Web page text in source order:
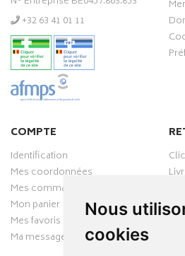
Nous
cookies
‭+32 63 41 01 11‬
COMPTE
Identification
Mes coordonnées
Mes commandes
Mon panier
Mes favoris
Ma messagerie